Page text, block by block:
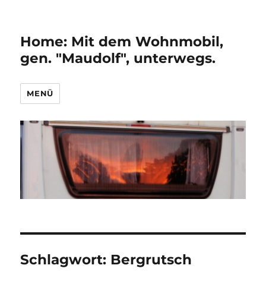
Home: Mit dem Wohnmobil,
gen. "Maudolf", unterwegs.
MENÜ
Schlagwort: Bergrutsch